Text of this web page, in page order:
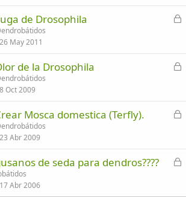
aC
a
de Drosophila
26 May 2011
C
a
de la Drosophila
8 Oct 2009
C
a
Mosca domestica (Terfly).
23 Abr 2009
C
de seda para dendros????
17 Abr 2006